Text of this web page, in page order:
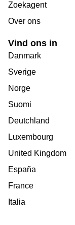
Zoekagent
Over ons
Vind ons in
Danmark
Sverige
Norge
Suomi
Deutchland
Luxembourg
United Kingdom
España
France
Italia